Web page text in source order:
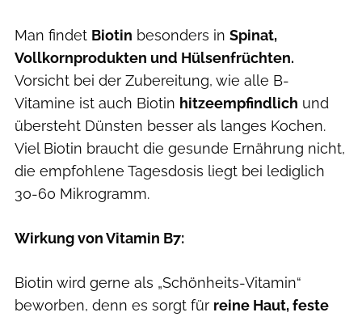
Man findet Biotin besonders in Spinat,
Vollkornprodukten und Hülsenfrüchten.
Vorsicht bei der Zubereitung, wie alle B-
Vitamine ist auch Biotin hitzeempfindlich und
übersteht Dünsten besser als langes Kochen.
Viel Biotin braucht die gesunde Ernährung nicht,
die empfohlene Tagesdosis liegt bei lediglich
30-60 Mikrogramm.
Wirkung von Vitamin B7:
Biotin wird gerne als „Schönheits-Vitamin“
beworben, denn es sorgt für reine Haut, feste